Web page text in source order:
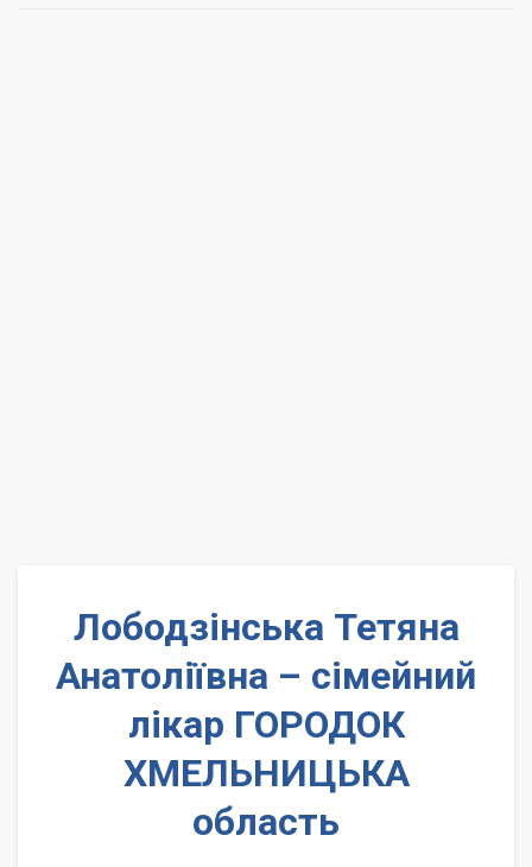
Лободзінська Тетяна
Анатоліївна – сімейний
лікар ГОРОДОК
ХМЕЛЬНИЦЬКА
область